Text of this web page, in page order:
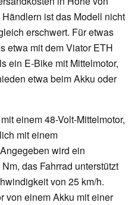
ist das Modell nicht
erschwert. Für etwas
etwa mit dem Viator ETH
ein E-Bike mit Mittelmotor,
etwa beim Akku oder
einem 48-Volt-Mittelmotor,
mit einem
wird ein
das Fahrrad unterstützt
von 25 km/h.
von einem Akku mit einer